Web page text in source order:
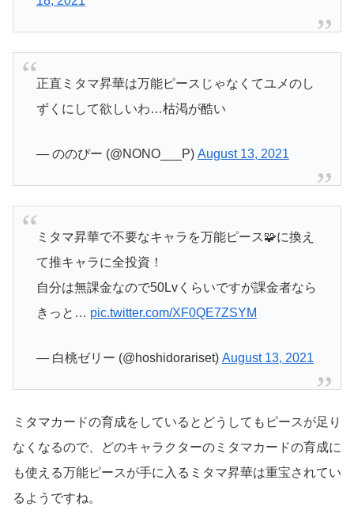
正直ミタマ昇華は万能ピースじゃなくてユメのし
ずくにして欲しいわ…枯渇が酷い
— ののぴー (@NONO___P) August 13, 2021
ミタマ昇華で不要なキャラを万能ピース🧩に換え
て推キャラに全投資！
自分は無課金なので50Lvくらいですが課金者なら
きっと… pic.twitter.com/XF0QE7ZSYM
— 白桃ゼリー (@hoshidorariset) August 13, 2021
ミタマカードの育成をしているとどうしてもピースが足り
なくなるので、どのキャラクターのミタマカードの育成に
も使える万能ピースが手に入るミタマ昇華は重宝されてい
るようですね。